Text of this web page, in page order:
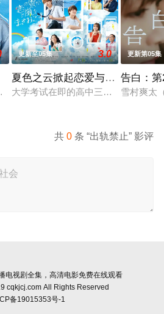
朗的阳光少年舟濑阳向（福田步汰
更新至05集 3.0
夏色之云掀起恋爱与风暴
大学考试在即的高中三年级生武宫夏
更新第05集
告白：
雪村爽太
共0 条 “出轨禁止” 影评
电视剧全集，高清电影免费在线观看
cqkjcj.com All Rights Reserved
备19015353号-1